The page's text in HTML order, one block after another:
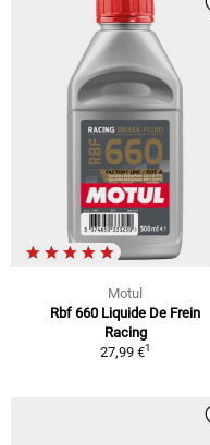
Motul
Rbf 660 Liquide De Frein
Racing
27,99 €1